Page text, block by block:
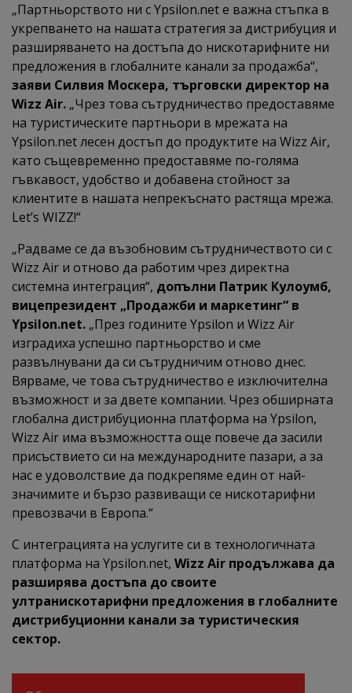
„Партньорството ни с Ypsilon.net е важна стъпка в
укрепването на нашата стратегия за дистрибуция и
разширяването на достъпа до нискотарифните ни
предложения в глобалните канали за продажба“,
заяви Силвия Москера, търговски директор на
Wizz Air. „Чрез това сътрудничество предоставяме
на туристическите партньори в мрежата на
Ypsilon.net лесен достъп до продуктите на Wizz Air,
като същевременно предоставяме по-голяма
гъвкавост, удобство и добавена стойност за
клиентите в нашата непрекъснато растяща мрежа.
Let’s WIZZ!“
„Радваме се да възобновим сътрудничеството си с
Wizz Air и отново да работим чрез директна
системна интеграция“, допълни Патрик Кулоумб,
вицепрезидент „Продажби и маркетинг“ в
Ypsilon.net. „През годините Ypsilon и Wizz Air
изградиха успешно партньорство и сме
развълнувани да си сътрудничим отново днес.
Вярваме, че това сътрудничество е изключителна
възможност и за двете компании. Чрез обширната
глобална дистрибуционна платформа на Ypsilon,
Wizz Air има възможността още повече да засили
присъствието си на международните пазари, а за
нас е удоволствие да подкрепяме един от най-
значимите и бързо развиващи се нискотарифни
превозвачи в Европа.“
С интеграцията на услугите си в технологичната
платформа на Ypsilon.net, Wizz Air продължава да
разширява достъпа до своите
ултранискотарифни предложения в глобалните
дистрибуционни канали за туристическия
сектор.